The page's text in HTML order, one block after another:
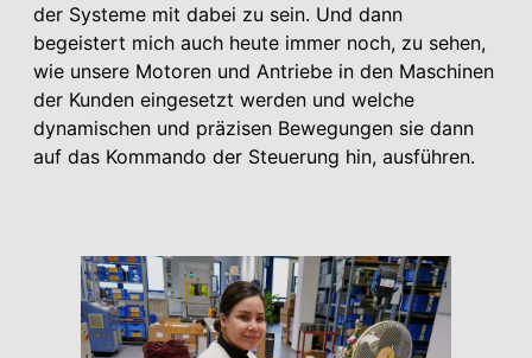
der Systeme mit dabei zu sein. Und dann
begeistert mich auch heute immer noch, zu sehen,
wie unsere Motoren und Antriebe in den Maschinen
der Kunden eingesetzt werden und welche
dynamischen und präzisen Bewegungen sie dann
auf das Kommando der Steuerung hin, ausführen.